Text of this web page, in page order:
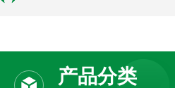
产品分类